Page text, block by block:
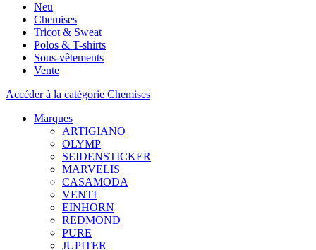
Neu
Chemises
Tricot & Sweat
Polos & T-shirts
Sous-vêtements
Vente
Accéder à la catégorie Chemises
Marques
ARTIGIANO
OLYMP
SEIDENSTICKER
MARVELIS
CASAMODA
VENTI
EINHORN
REDMOND
PURE
JUPITER